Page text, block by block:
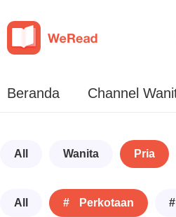
Beranda Channel
All Wanita Pria
All # Perkotaan